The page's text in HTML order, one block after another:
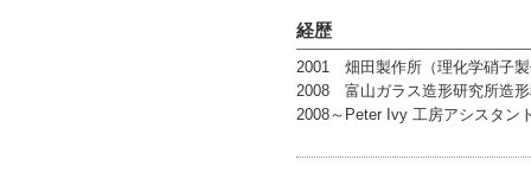
経歴
2001 畑田製作所（理化学硝子
2008 富山ガラス造形研究所造
2008～Peter Ivy 工房アシスタン